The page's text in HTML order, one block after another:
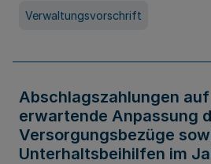
Verwaltungsvorschrift
Abschlagszahlungen auf
erwartende Anpassung
Versorgungsbezüge
Unterhaltsbeihilfen im